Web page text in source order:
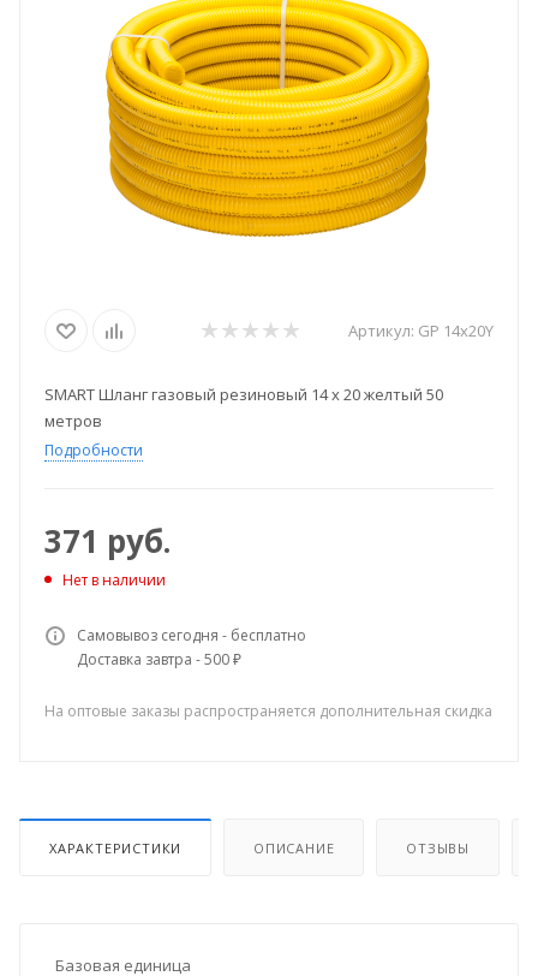
Артикул: GP 14х20Y
SMART Шланг газовый резиновый 14 х 20 желтый 50
метров
Подробности
371 руб.
Нет в наличии
Самовывоз сегодня - бесплатно
Доставка завтра - 500 ₽
На оптовые заказы распространяется дополнительная скидка
ХАРАКТЕРИСТИКИ ОПИСАНИЕ ОТЗЫВЫ
Базовая единица